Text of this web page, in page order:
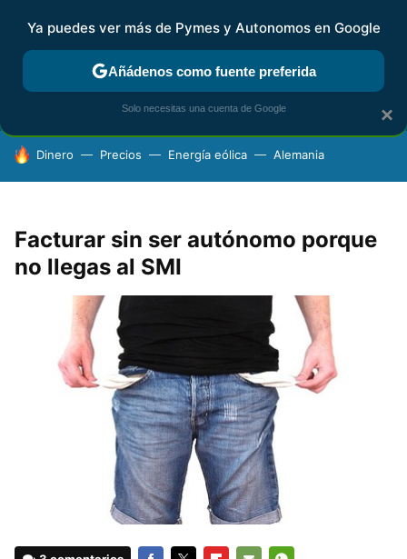
FISCALIDAD Y CONTABILIDAD KIT DIGITAL RENTA
HOY SE HABLA DE
Dinero Precios Energía eólica Alemania
Facturar sin ser autónomo porque
no llegas al SMI
×
Ya puedes ver más de Pymes y Autonomos en Google
Añádenos como fuente preferida
Solo necesitas una cuenta de Google